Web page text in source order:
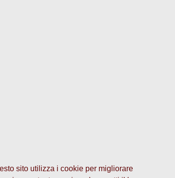
sito utilizza i cookie per migliorare